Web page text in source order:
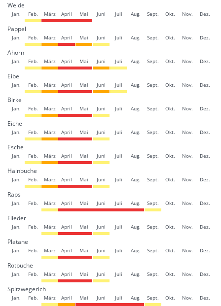
Weide
Jan. Feb. März April Mai Juni Juli Aug. Sept. Okt. Nov. Dez.
Pappel
Jan. Feb. März April Mai Juni Juli Aug. Sept. Okt. Nov. Dez.
Ahorn
Jan. Feb. März April Mai Juni Juli Aug. Sept. Okt. Nov. Dez.
Eibe
Jan. Feb. März April Mai Juni Juli Aug. Sept. Okt. Nov. Dez.
Birke
Jan. Feb. März April Mai Juni Juli Aug. Sept. Okt. Nov. Dez.
Eiche
Jan. Feb. März April Mai Juni Juli Aug. Sept. Okt. Nov. Dez.
Esche
Jan. Feb. März April Mai Juni Juli Aug. Sept. Okt. Nov. Dez.
Hainbuche
Jan. Feb. März April Mai Juni Juli Aug. Sept. Okt. Nov. Dez.
Raps
Jan. Feb. März April Mai Juni Juli Aug. Sept. Okt. Nov. Dez.
Flieder
Jan. Feb. März April Mai Juni Juli Aug. Sept. Okt. Nov. Dez.
Platane
Jan. Feb. März April Mai Juni Juli Aug. Sept. Okt. Nov. Dez.
Rotbuche
Jan. Feb. März April Mai Juni Juli Aug. Sept. Okt. Nov. Dez.
Spitzwegerich
Jan. Feb. März April Mai Juni Juli Aug. Sept. Okt. Nov. Dez.